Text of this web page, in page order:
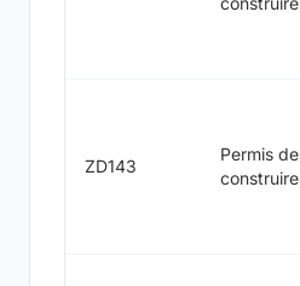
ZD143
Permis de
construire